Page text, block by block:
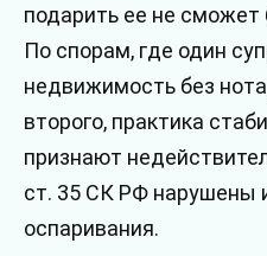
подарить ее не сможет
По спорам, где один
недвижимость без
второго, практика
признают
ст. 35 СК РФ нарушены
оспаривания.